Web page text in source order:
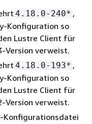
4.18.0-240* ,
Konfiguration so
Lustre Client für
Version verweist.
4.18.0-193* ,
Konfiguration so
Lustre Client für
Version verweist.
Konfigurationsdatei